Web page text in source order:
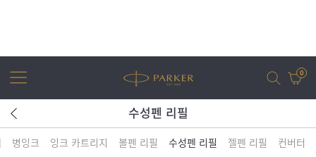
0
수성펜 리필
병잉크 잉크 카트리지 볼펜 리필 수성펜 리필 젤펜 리필 컨버터